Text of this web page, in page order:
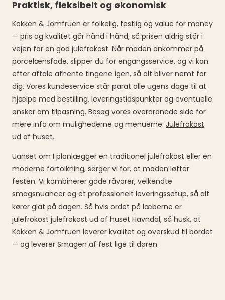
Praktisk, fleksibelt og økonomisk
Kokken & Jomfruen er folkelig, festlig og value for money
— pris og kvalitet går hånd i hånd, så prisen aldrig står i
vejen for en god julefrokost. Når maden ankommer på
porcelænsfade, slipper du for engangsservice, og vi kan
efter aftale afhente tingene igen, så alt bliver nemt for
dig. Vores kundeservice står parat alle ugens dage til at
hjælpe med bestilling, leveringstidspunkter og eventuelle
ønsker om tilpasning. Besøg vores overordnede side for
mere info om mulighederne og menuerne: Julefrokost
ud af huset.
Uanset om I planlægger en traditionel julefrokost eller en
moderne fortolkning, sørger vi for, at maden løfter
festen. Vi kombinerer gode råvarer, velkendte
smagsnuancer og et professionelt leveringssetup, så alt
kører glat på dagen. Så hvis ordet på læberne er
julefrokost julefrokost ud af huset Havndal, så husk, at
Kokken & Jomfruen leverer kvalitet og overskud til bordet
— og leverer Smagen af fest lige til døren.